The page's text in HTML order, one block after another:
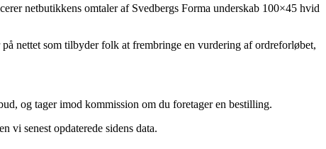
netbutikkens omtaler af Svedbergs Forma underskab 100×45 hvid
nettet som tilbyder folk at frembringe en vurdering af ordreforløbet,
og tager imod kommission om du foretager en bestilling.
vi senest opdaterede sidens data.